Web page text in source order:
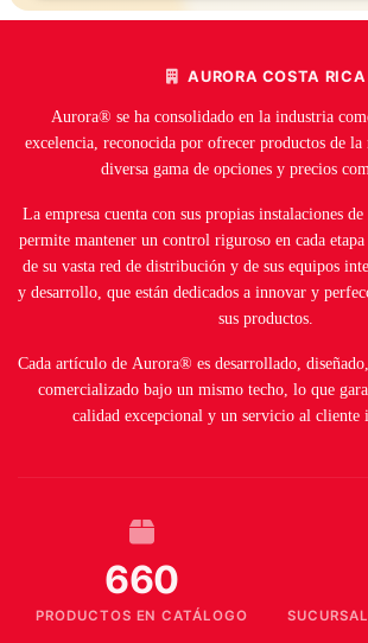
AURORA COSTA RICA
Aurora® se ha consolidado en la industria
excelencia, reconocida por ofrecer productos de la
diversa gama de opciones y precios
La empresa cuenta con sus propias instalaciones
permite mantener un control riguroso en cada
de su vasta red de distribución y de sus equipos
y desarrollo, que están dedicados a innovar y
sus productos.
Cada artículo de Aurora® es desarrollado,
comercializado bajo un mismo techo, lo que
calidad excepcional y un servicio al cliente
660
PRODUCTOS EN CATÁLOGO